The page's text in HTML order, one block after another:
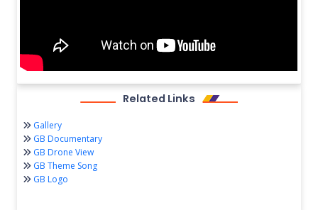
Related Links
Gallery
GB Documentary
GB Drone View
GB Theme Song
GB Logo